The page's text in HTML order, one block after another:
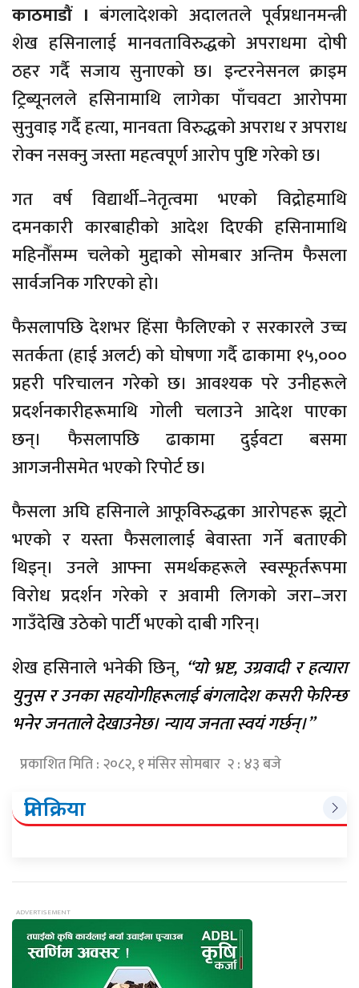
काठमाडौं । बंगलादेशको अदालतले पूर्वप्रधानमन्त्री
शेख हसिनालाई मानवताविरुद्धको अपराधमा दोषी
ठहर गर्दै सजाय सुनाएको छ। इन्टरनेसनल क्राइम
ट्रिब्यूनलले हसिनामाथि लागेका पाँचवटा आरोपमा
सुनुवाइ गर्दै हत्या, मानवता विरुद्धको अपराध र अपराध
रोक्न नसक्नु जस्ता महत्वपूर्ण आरोप पुष्टि गरेको छ।
गत वर्ष विद्यार्थी–नेतृत्वमा भएको विद्रोहमाथि
दमनकारी कारबाहीको आदेश दिएकी हसिनामाथि
महिनौँसम्म चलेको मुद्दाको सोमबार अन्तिम फैसला
सार्वजनिक गरिएको हो।
फैसलापछि देशभर हिंसा फैलिएको र सरकारले उच्च
सतर्कता (हाई अलर्ट) को घोषणा गर्दै ढाकामा १५,०००
प्रहरी परिचालन गरेको छ। आवश्यक परे उनीहरूले
प्रदर्शनकारीहरूमाथि गोली चलाउने आदेश पाएका
छन्। फैसलापछि ढाकामा दुईवटा बसमा
आगजनीसमेत भएको रिपोर्ट छ।
फैसला अघि हसिनाले आफूविरुद्धका आरोपहरू झूटो
भएको र यस्ता फैसलालाई बेवास्ता गर्ने बताएकी
थिइन्। उनले आफ्ना समर्थकहरूले स्वस्फूर्तरूपमा
विरोध प्रदर्शन गरेको र अवामी लिगको जरा–जरा
गाउँदेखि उठेको पार्टी भएको दाबी गरिन्।
शेख हसिनाले भनेकी छिन्, “यो भ्रष्ट, उग्रवादी र हत्यारा
युनुस र उनका सहयोगीहरूलाई बंगलादेश कसरी फेरिन्छ
भनेर जनताले देखाउनेछ। न्याय जनता स्वयं गर्छन्।”
प्रकाशित मिति : २०८२, १ मंसिर सोमबार २ : ४३ बजे
प्रतिक्रिया